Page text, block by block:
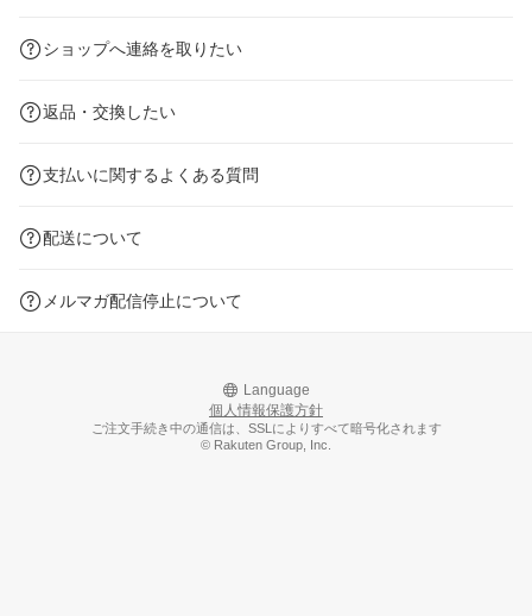
ショップへ連絡を取りたい
返品・交換したい
支払いに関するよくある質問
配送について
メルマガ配信停止について
Language
個人情報保護方針
ご注文手続き中の通信は、SSLによりすべて暗号化されます
© Rakuten Group, Inc.